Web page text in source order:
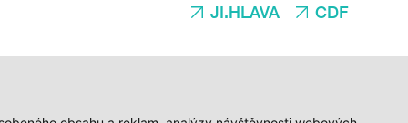
JI.HLAVA CDF